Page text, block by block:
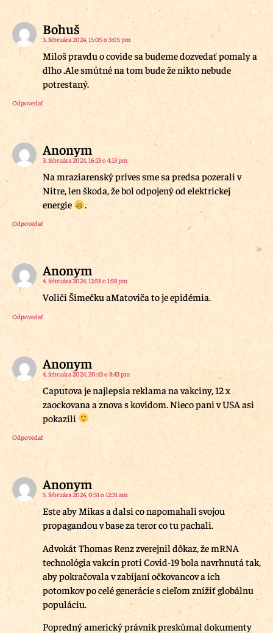
Bohuš
3. februára 2024, 15:05 o 3:05 pm
Miloš pravdu o covide sa budeme dozvedať pomaly a
dlho .Ale smútné na tom bude že nikto nebude
potrestaný.
Odpovedať
Anonym
3. februára 2024, 16:13 o 4:13 pm
Na mraziarenský príves sme sa predsa pozerali v
Nitre, len škoda, že bol odpojený od elektrickej
energie
.
Odpovedať
Anonym
4. februára 2024, 13:58 o 1:58 pm
Voliči Šimečku aMatoviča to je epidémia.
Odpovedať
Anonym
4. februára 2024, 20:43 o 8:43 pm
Caputova je najlepsia reklama na vakciny, 12 x
zaockovana a znova s kovidom. Nieco pani v USA asi
pokazili
Odpovedať
Anonym
5. februára 2024, 0:31 o 12:31 am
Este aby Mikas a dalsi co napomahali svojou
propagandou v base za teror co tu pachali.
Advokát Thomas Renz zverejnil dôkaz, že mRNA
technológia vakcín proti Covid-19 bola navrhnutá tak,
aby pokračovala v zabíjaní očkovancov a ich
potomkov po celé generácie s cieľom znížiť globálnu
populáciu.
Popredný americký právnik preskúmal dokumenty